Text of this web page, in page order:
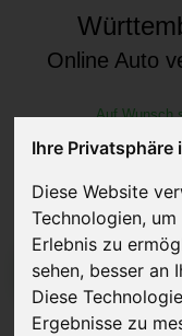
Ihre
Diese Website
Technologien,
Erlebnis zu
sehen, besser an
Diese
Ergebnisse zu
Online Auto
Auf Wunsch
JETZT
Kostenloses